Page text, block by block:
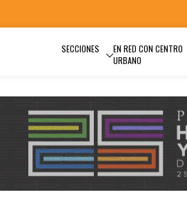
SECCIONES
EN RED CON CENTRO
URBANO